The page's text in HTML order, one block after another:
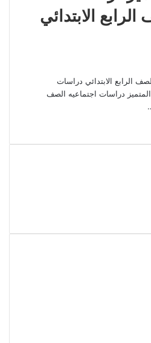
الابتدائي
الرابع الابتدائي دراسات
المتميز دراسات اجتماعيه الصف